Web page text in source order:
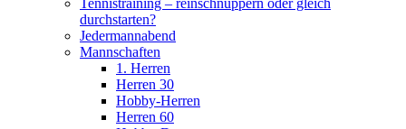
Tennistraining – reinschnuppern oder gleich
durchstarten?
Jedermannabend
Mannschaften
1. Herren
Herren 30
Hobby-Herren
Herren 60